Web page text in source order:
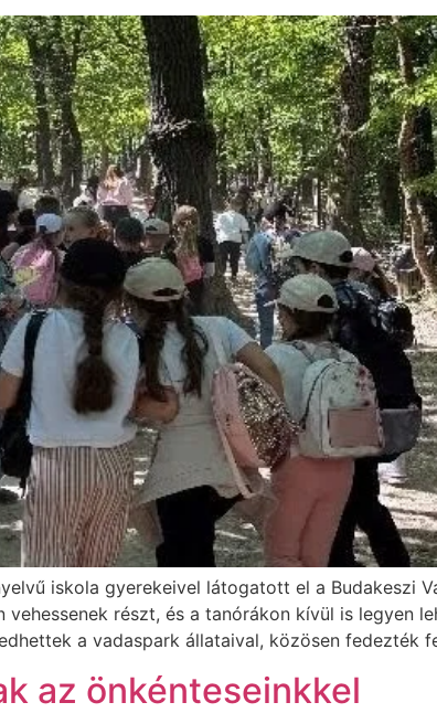
iskola gyerekeivel látogatott el a Budakeszi
részt, és a tanórákon kívül is legyen
a vadaspark állataival, közösen
az önkénteseinkkel